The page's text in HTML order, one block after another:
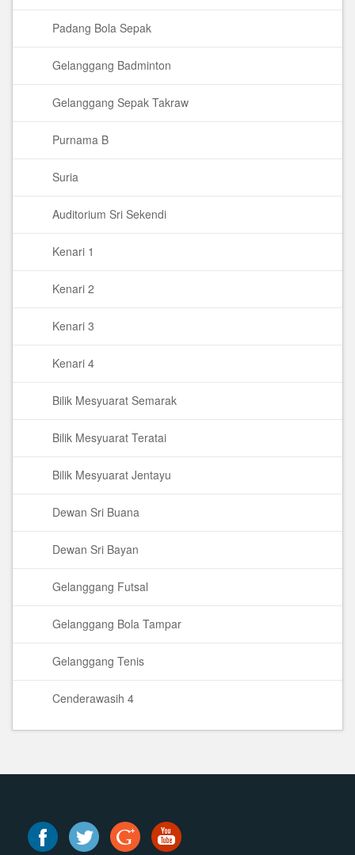
Padang Bola Sepak
Gelanggang Badminton
Gelanggang Sepak Takraw
Purnama B
Suria
Auditorium Sri Sekendi
Kenari 1
Kenari 2
Kenari 3
Kenari 4
Bilik Mesyuarat Semarak
Bilik Mesyuarat Teratai
Bilik Mesyuarat Jentayu
Dewan Sri Buana
Dewan Sri Bayan
Gelanggang Futsal
Gelanggang Bola Tampar
Gelanggang Tenis
Cenderawasih 4